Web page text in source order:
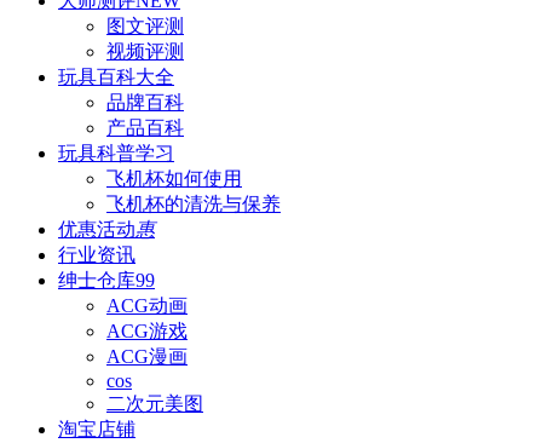
图文评测
视频评测
玩具百科大全
品牌百科
产品百科
玩具科普学习
飞机杯如何使用
飞机杯的清洗与保养
优惠活动惠
行业资讯
绅士仓库99
ACG动画
ACG游戏
ACG漫画
cos
二次元美图
淘宝店铺